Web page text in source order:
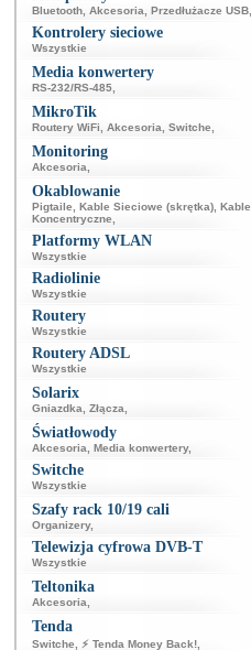
Bluetooth Akcesoria Przedłużacze USB
Kontrolery sieciowe
Wszystkie
Media konwertery
RS-232/RS-485
MikroTik
Routery WiFi Akcesoria Switche
Monitoring
Akcesoria
Okablowanie
Pigtaile Kable Sieciowe (skrętka) Kable
Koncentryczne
Platformy WLAN
Wszystkie
Radiolinie
Wszystkie
Routery
Wszystkie
Routery ADSL
Wszystkie
Solarix
Gniazdka Złącza
Światłowody
Akcesoria Media konwertery,
Switche
Wszystkie
Szafy rack 10/19 cali
Organizery,
Telewizja cyfrowa DVB-T
Wszystkie
Teltonika
Akcesoria
Tenda
Switche ⚡ Tenda Money Back!